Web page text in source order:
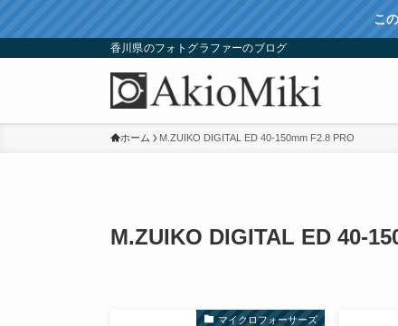
こ
香川県のフォトグラファーのブログ
ホーム M.ZUIKO DIGITAL ED 40-150mm F2.8 PRO
M.ZUIKO DIGITAL ED 40-
マイクロフォーサーズ